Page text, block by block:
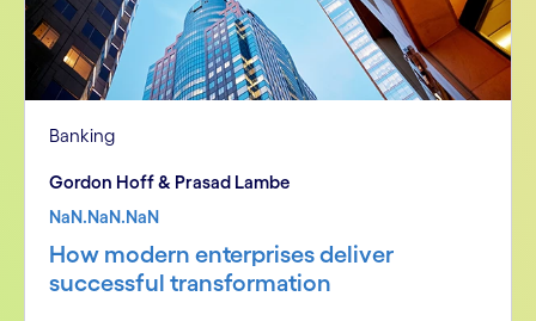
Banking
Gordon Hoff & Prasad Lambe
NaN.NaN.NaN
How modern enterprises deliver
successful transformation